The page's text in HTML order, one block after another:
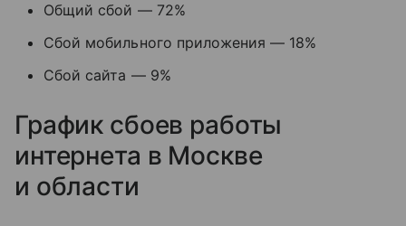
Общий сбой — 72%
Сбой мобильного приложения — 18%
Сбой сайта — 9%
График сбоев работы
интернета в Москве
и области